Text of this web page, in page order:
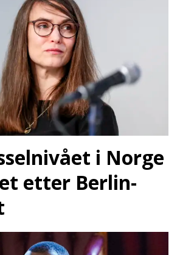
i Norge
etter Berlin-